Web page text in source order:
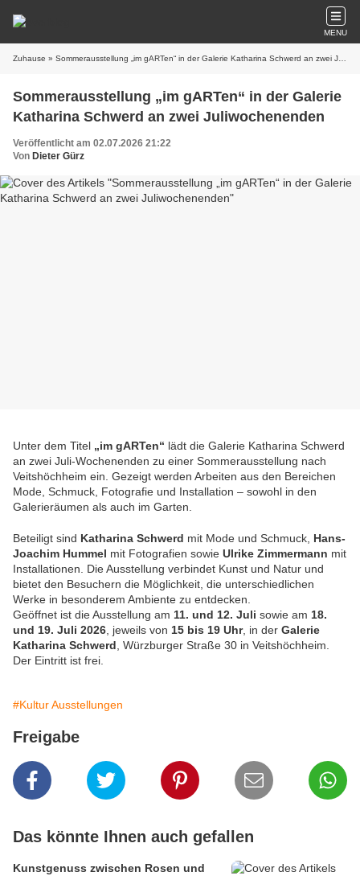
MENU
Zuhause » Sommerausstellung „im gARTen“ in der Galerie Katharina Schwerd an zwei Juliwochenenden
Sommerausstellung „im gARTen“ in der Galerie
Katharina Schwerd an zwei Juliwochenenden
Veröffentlicht am 02.07.2026 21:22
Von Dieter Gürz
Unter dem Titel „im gARTen“ lädt die Galerie Katharina Schwerd
an zwei Juli-Wochenenden zu einer Sommerausstellung nach
Veitshöchheim ein. Gezeigt werden Arbeiten aus den Bereichen
Mode, Schmuck, Fotografie und Installation – sowohl in den
Galerieräumen als auch im Garten.
Beteiligt sind Katharina Schwerd mit Mode und Schmuck, Hans-
Joachim Hummel mit Fotografien sowie Ulrike Zimmermann mit
Installationen. Die Ausstellung verbindet Kunst und Natur und
bietet den Besuchern die Möglichkeit, die unterschiedlichen
Werke in besonderem Ambiente zu entdecken.
Geöffnet ist die Ausstellung am 11. und 12. Juli sowie am 18.
und 19. Juli 2026 , jeweils von 15 bis 19 Uhr, in der Galerie
Katharina Schwerd , Würzburger Straße 30 in Veitshöchheim.
Der Eintritt ist frei.
#Kultur Ausstellungen
Freigabe
Das könnte Ihnen auch gefallen
Kunstgenuss zwischen Rosen und